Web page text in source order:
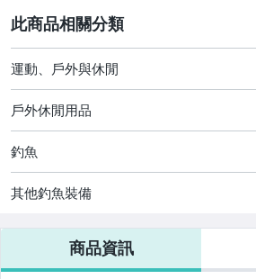
運動、戶外與休閒
運動、戶外與休閒
戶外休閒用品
釣魚
其他釣魚裝備
商品資訊